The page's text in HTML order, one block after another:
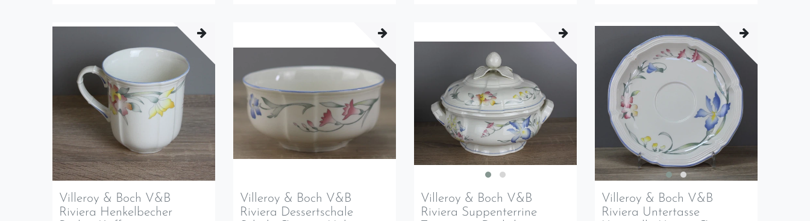
Villeroy & Boch V&B
Riviera Henkelbecher
Villeroy & Boch V&B
Riviera Dessertschale
Villeroy & Boch V&B
Riviera Suppenterrine
Villeroy & Boch V&B
Riviera Untertasse